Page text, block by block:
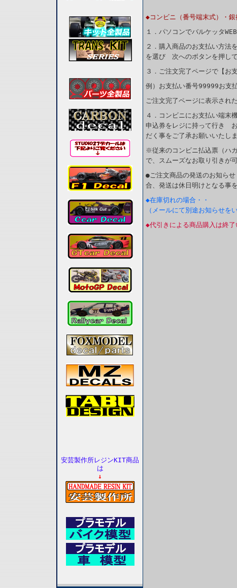
安芸製作所レジンKIT商品
は
↓
◆コンビニ（番号端末式）・銀
１．パソコンでバルケッタ
２．購入商品のお支払い方法
を選び 次へのボタンを押し
３．ご注文完了ページで【お
例）お支払い番号99999お支
ご注文完了ページに表示され
４．コンビニにお支払い端
申込券をレジに持って行き
だく事をご了承お願いいたしま
※従来のコンビニ払込票（ハ
で、スムーズなお取り引きが
●ご注文商品の発送のお知ら
合、発送は休日明けとなる事
◆在庫切れの場合・・
（メールにて別途お知らせを
◆代引きによる商品購入は終了